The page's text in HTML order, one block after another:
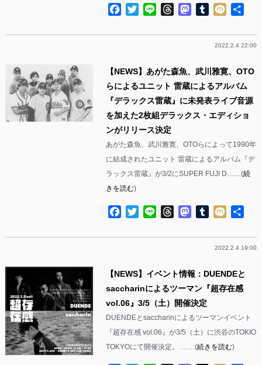
Facebook
TwitterLine ThreadsMastodon
Tumblr
Mixi
2022.2.4 22:00
【NEWS】あがた森魚、武川雅寛、OTO
らによるユニット 雷蔵によるアルバム
『デラックス雷蔵』に未発表ライブ音源
を加えた2枚組デラックス・エディショ
ンがリリース決定
あがた森魚、武川雅寛、OTOらによって1990年
に結成されたユニット 雷蔵によるアルバム『デ
ラックス雷蔵』が3/2にSUPER FUJI D……(続
きを読む)
Facebook
TwitterLine ThreadsMastodon
Tumblr
Mixi
2022.2.4 19:00
【NEWS】イベント情報：DUENDEと
saccharinによるツーマン『超存在感
vol.06』3/5（土）開催決定
DUENDEとsaccharinによるツーマンイベント
『超存在感 vol.06』が3/5（土）に渋谷のTOKIO
TOKYOにて開催決定。 ……(続きを読む)